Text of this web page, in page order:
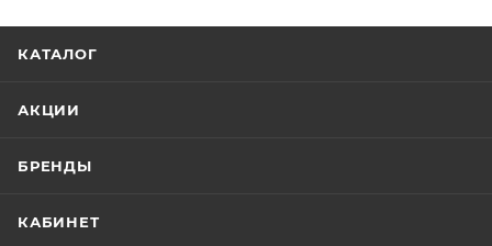
КАТАЛОГ
АКЦИИ
БРЕНДЫ
КАБИНЕТ